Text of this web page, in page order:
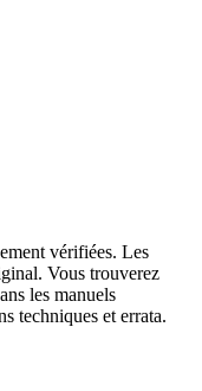
vérifiées. Les
Vous trouverez
les manuels
techniques et errata.